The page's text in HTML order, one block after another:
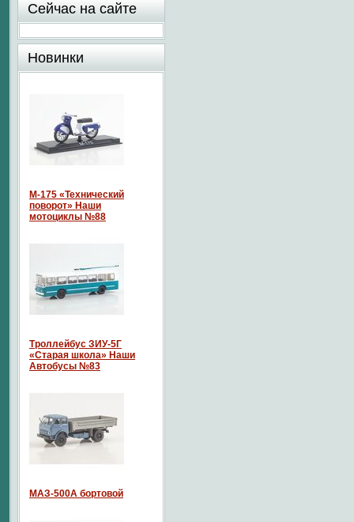
Сейчас на сайте
Новинки
М-175 «Технический
поворот» Наши
мотоциклы №88
Троллейбус ЗИУ-5Г
«Старая школа» Наши
Автобусы №83
МАЗ-500А бортовой